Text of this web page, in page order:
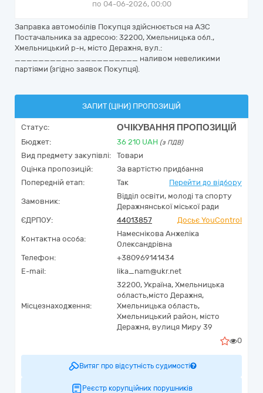
по 04-06-2026, 00:00
Заправка автомобілів Покупця здійснюється на АЗС
Постачальника за адресою: 32200, Хмельницька обл.,
Хмельницький р-н, місто Деражня, вул.:
_____________________ наливом невеликими
партіями (згідно заявок Покупця).
ЗАПИТ (ЦІНИ) ПРОПОЗИЦІЙ
Статус: ОЧІКУВАННЯ ПРОПОЗИЦІЙ
Бюджет: 36 210 UAH (з ПДВ)
Вид предмету закупівлі:
Товари
Оцінка пропозицій:
За вартістю придбання
Попередній етап:
Так Перейти до відбору
Замовник:
Відділ освіти, молоді та спорту
Деражнянської міської ради
ЄДРПОУ:
44013857 Досьє YouControl
Контактна особа:
Намеснікова Анжеліка
Олександрівна
Телефон:
+380969141434
E-mail:
lika_nam@ukr.net
Місцезнаходження:
32200, Україна, Хмельницька
область,місто Деражня,
Хмельницька область,
Хмельницький район, місто
Деражня, вулиця Миру 39
0
Витяг про відсутність судимості
Реєстр корупційних порушників